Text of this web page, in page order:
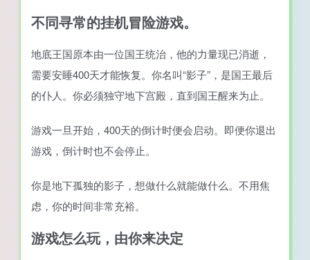
不同寻常的挂机冒险游戏。
地底王国原本由一位国王统治，他的力量现已消逝，
需要安睡400天才能恢复。你名叫“影子”，是国王最后
的仆人。你必须独守地下宫殿，直到国王醒来为止。
游戏一旦开始，400天的倒计时便会启动。即便你退出
游戏，倒计时也不会停止。
你是地下孤独的影子，想做什么就能做什么。不用焦
虑，你的时间非常充裕。
游戏怎么玩，由你来决定